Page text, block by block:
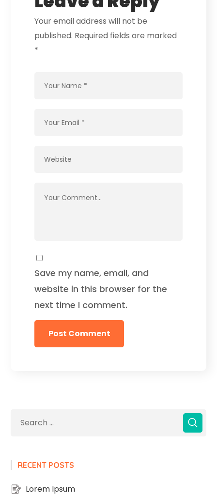
Your email address will not be
published. Required fields are marked
*
Save my name, email, and
website in this browser for the
next time I comment.
RECENT POSTS
Lorem Ipsum